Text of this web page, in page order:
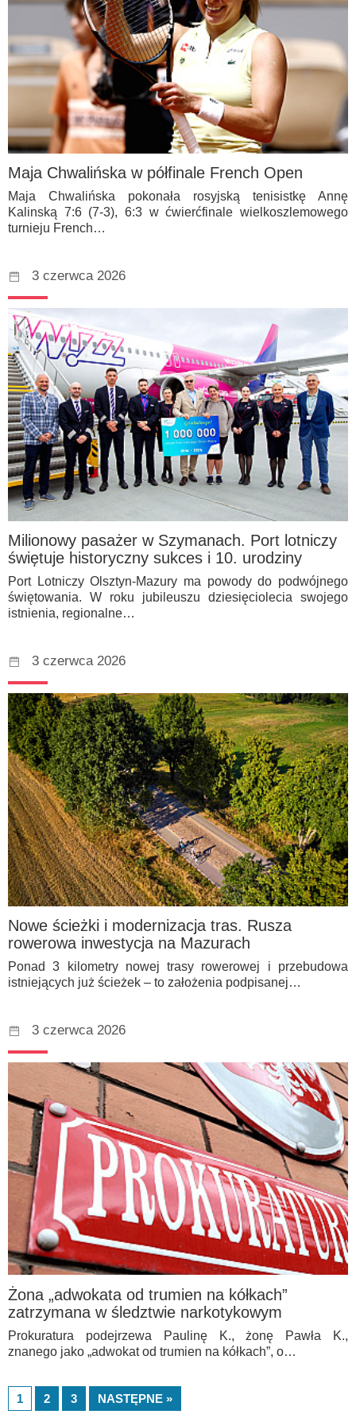
Maja Chwalińska w półfinale French Open
Maja Chwalińska pokonała rosyjską tenisistkę Annę
Kalinską 7:6 (7-3), 6:3 w ćwierćfinale wielkoszlemowego
turnieju French…
3 czerwca 2026
Milionowy pasażer w Szymanach. Port lotniczy
świętuje historyczny sukces i 10. urodziny
Port Lotniczy Olsztyn-Mazury ma powody do podwójnego
świętowania. W roku jubileuszu dziesięciolecia swojego
istnienia, regionalne…
3 czerwca 2026
Nowe ścieżki i modernizacja tras. Rusza
rowerowa inwestycja na Mazurach
Ponad 3 kilometry nowej trasy rowerowej i przebudowa
istniejących już ścieżek – to założenia podpisanej…
3 czerwca 2026
Żona „adwokata od trumien na kółkach”
zatrzymana w śledztwie narkotykowym
Prokuratura podejrzewa Paulinę K., żonę Pawła K.,
znanego jako „adwokat od trumien na kółkach”, o…
1 2 3 NASTĘPNE »